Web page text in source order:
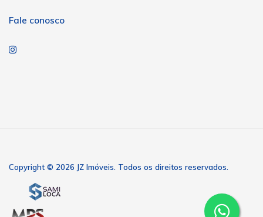
Fale conosco
Copyright © 2026 JZ Imóveis. Todos os direitos reservados.